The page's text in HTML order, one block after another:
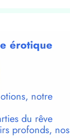
érotique
notre
du rêve
profonds, nos